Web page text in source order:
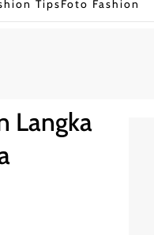
TipsFoto Fashion
Langka